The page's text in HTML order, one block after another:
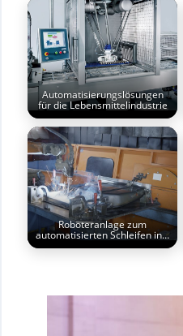
Automatisierungslösungen
für die Lebensmittelindustrie
Roboteranlage zum
automatisierten Schleifen in…